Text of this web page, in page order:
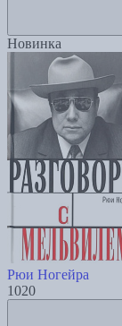
Новинка
Рюи Ногейра
1020